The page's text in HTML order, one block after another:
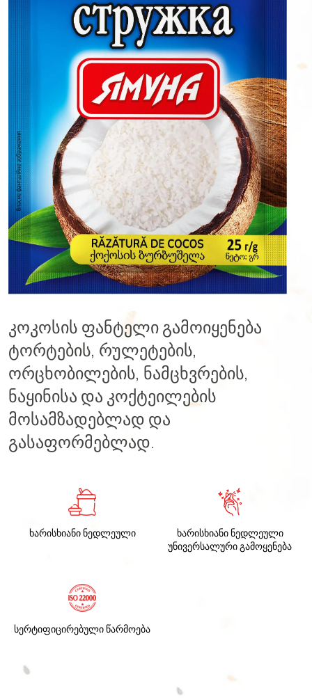
კოკოსის ფანტელი გამოიყენება
ტორტების, რულეტების,
ორცხობილების, ნამცხვრების,
ნაყინისა და კოქტეილების
მოსამზადებლად და
გასაფორმებლად.
ხარისხიანი ნედლეული
ხარისხიანი ნედლეული
უნივერსალური გამოყენება
სერტიფიცირებული წარმოება